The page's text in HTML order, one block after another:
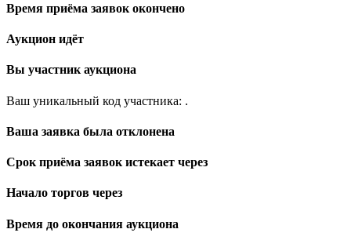
Время приёма заявок окончено
Аукцион идёт
Вы участник аукциона
Ваш уникальный код участника: .
Ваша заявка была отклонена
Срок приёма заявок истекает через
Начало торгов через
Время до окончания аукциона